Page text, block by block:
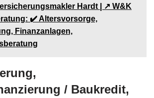
Hardt | ↗️ W&K
✔️ Altersvorsorge,
Finanzanlagen,
/ Baukredit,